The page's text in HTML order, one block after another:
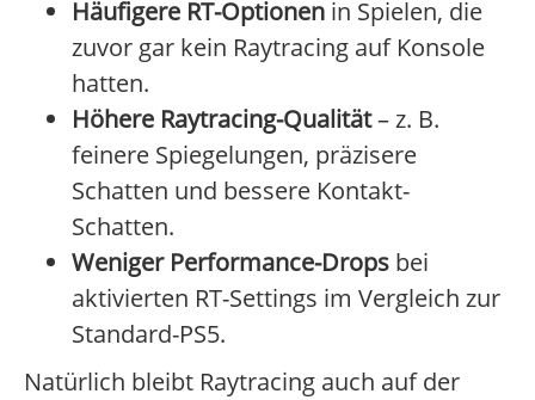
Häufigere RT-Optionen in Spielen, die
zuvor gar kein Raytracing auf Konsole
hatten.
Höhere Raytracing-Qualität– z. B.
feinere Spiegelungen, präzisere
Schatten und bessere Kontakt-
Schatten.
Weniger Performance-Drops bei
aktivierten RT-Settings im Vergleich zur
Standard-PS5.
Natürlich bleibt Raytracing auch auf der